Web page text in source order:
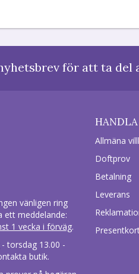
för att ta del
vänligen ring
ett meddelande:
1 vecka i förväg.
torsdag 13.00 -
butik.
HANDLA
Allmäna
Doftprov
Betalning
Leverans